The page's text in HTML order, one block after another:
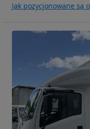
Jak pozycjonowane są